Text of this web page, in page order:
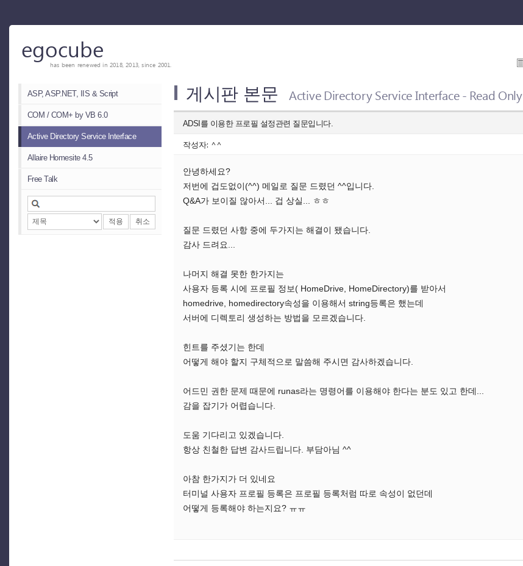
egocube
has been renewed in 2018, 2013, since 2001.
ASP, ASP.NET, IIS & Script
COM / COM+ by VB 6.0
Active Directory Service Interface
Allaire Homesite 4.5
Free Talk
적용 취소
게시판 본문 Active Directory Service Interface - Read Only
ADSI를 이용한 프로필 설정관련 질문입니다.
작성자: ^^
안녕하세요?
저번에 겁도없이(^^) 메일로 질문 드렸던 ^^입니다.
Q&A가 보이질 않아서... 겁 상실... ㅎㅎ
질문 드렸던 사항 중에 두가지는 해결이 됐습니다.
감사 드려요...
나머지 해결 못한 한가지는
사용자 등록 시에 프로필 정보( HomeDrive, HomeDirectory)를 받아서
homedrive, homedirectory속성을 이용해서 string등록은 했는데
서버에 디렉토리 생성하는 방법을 모르겠습니다.
힌트를 주셨기는 한데
어떻게 해야 할지 구체적으로 말씀해 주시면 감사하겠습니다.
어드민 권한 문제 때문에 runas라는 명령어를 이용해야 한다는 분도 있고 한데...
감을 잡기가 어렵습니다.
도움 기다리고 있겠습니다.
항상 친철한 답변 감사드립니다. 부담아님 ^^
아참 한가지가 더 있네요
터미널 사용자 프로필 등록은 프로필 등록처럼 따로 속성이 없던데
어떻게 등록해야 하는지요? ㅠㅠ